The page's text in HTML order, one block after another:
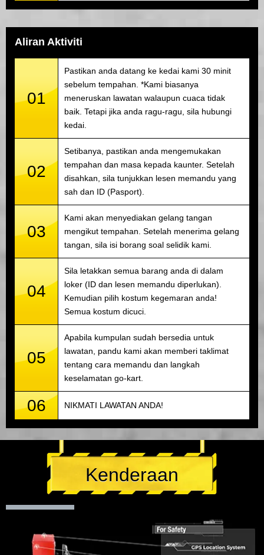
Aliran Aktiviti
01
Pastikan anda datang ke kedai kami 30 minit
sebelum tempahan. *Kami biasanya
meneruskan lawatan walaupun cuaca tidak
baik. Tetapi jika anda ragu-ragu, sila hubungi
kedai.
02
Setibanya, pastikan anda mengemukakan
tempahan dan masa kepada kaunter. Setelah
disahkan, sila tunjukkan lesen memandu yang
sah dan ID (Pasport).
03
Kami akan menyediakan gelang tangan
mengikut tempahan. Setelah menerima gelang
tangan, sila isi borang soal selidik kami.
04
Sila letakkan semua barang anda di dalam
loker (ID dan lesen memandu diperlukan).
Kemudian pilih kostum kegemaran anda!
Semua kostum dicuci.
05
Apabila kumpulan sudah bersedia untuk
lawatan, pandu kami akan memberi taklimat
tentang cara memandu dan langkah
keselamatan go-kart.
06 NIKMATI LAWATAN ANDA!
Kenderaan